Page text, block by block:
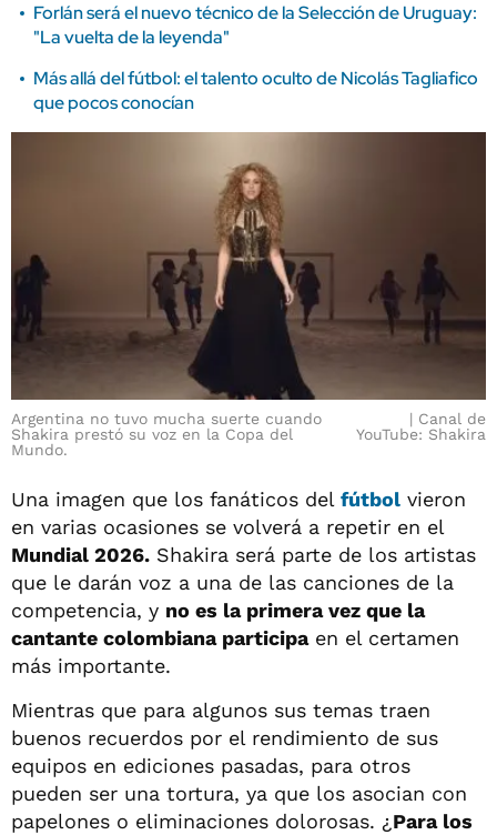
Forlán será el nuevo técnico de la Selección de Uruguay:
"La vuelta de la leyenda"
Más allá del fútbol: el talento oculto de Nicolás Tagliafico
que pocos conocían
Argentina no tuvo mucha suerte cuando
Shakira prestó su voz en la Copa del
Mundo.
Canal de
YouTube: Shakira
Una imagen que los fanáticos del fútbol vieron
en varias ocasiones se volverá a repetir en el
Mundial 2026. Shakira será parte de los artistas
que le darán voz a una de las canciones de la
competencia, y no es la primera vez que la
cantante colombiana participaen el certamen
más importante.
Mientras que para algunos sus temas traen
buenos recuerdos por el rendimiento de sus
equipos en ediciones pasadas, para otros
pueden ser una tortura, ya que los asocian con
papelones o eliminaciones dolorosas. ¿ Para los